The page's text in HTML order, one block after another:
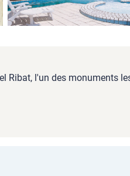
Ribat, l'un des monuments